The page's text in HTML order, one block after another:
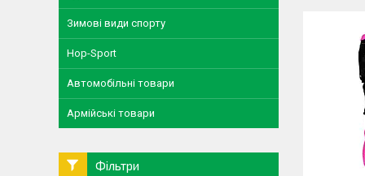
Зимові види спорту
Hop-Sport
Автомобільні товари
Армійські товари
Фільтри